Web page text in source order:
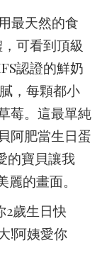
最天然的食
可看到頂級
認證的鮮奶
，每顆都小
莓。這最單純
阿肥當生日蛋
的寶貝讓我
的畫面。
歲生日快
!阿姨愛你